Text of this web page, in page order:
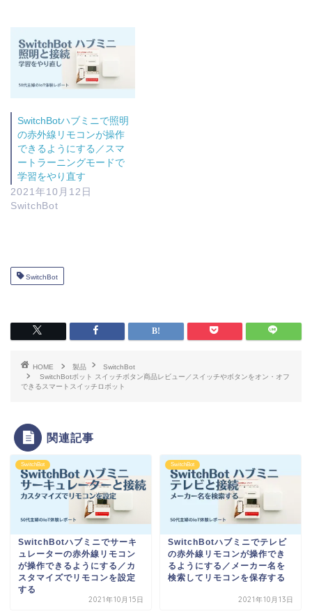
SwitchBotハブミニで照明
の赤外線リモコンが操作
できるようにする／スマ
ートラーニングモードで
学習をやり直す
2021年10月12日
SwitchBot
SwitchBot
HOME 製品
SwitchBot
SwitchBotボット スイッチボタン商品レビュー／スイッチやボタンをオン・オフ
できるスマートスイッチロボット
関連記事
SwitchBot
SwitchBotハブミニでサーキ
ュレーターの赤外線リモコン
が操作できるようにする／カ
スタマイズでリモコンを設定
する
2021年10月15日
SwitchBot
SwitchBotハブミニでテレビ
の赤外線リモコンが操作でき
るようにする／メーカー名を
検索してリモコンを保存する
2021年10月13日